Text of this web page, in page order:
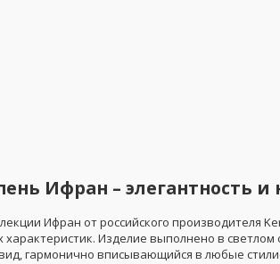
Ифран – элегантность
Ифран от российского производителя
характеристик. Изделие выполнено в
гармонично вписывающийся в любые